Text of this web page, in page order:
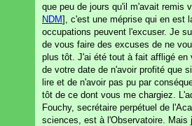
que peu de jours qu'il m'avait remis
NDM], c'est une méprise qui en est
occupations peuvent l'excuser. Je
de vous faire des excuses de ne
plus tôt. J'ai été tout à fait affligé en
de votre date de n'avoir profité que
lire et de n'avoir pas pu par
tôt de ce dont vous me chargiez.
Fouchy, secrétaire perpétuel de
sciences, est à l'Observatoire. Mais